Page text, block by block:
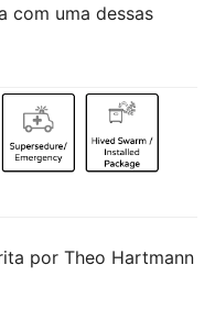
com uma dessas
por Theo Hartmann